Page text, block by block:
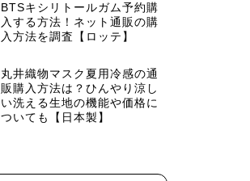
BTSキシリトールガム予約購
入する方法！ネット通販の購
入方法を調査【ロッテ】
丸井織物マスク夏用冷感の通
販購入方法は？ひんやり涼し
い洗える生地の機能や価格に
ついても【日本製】